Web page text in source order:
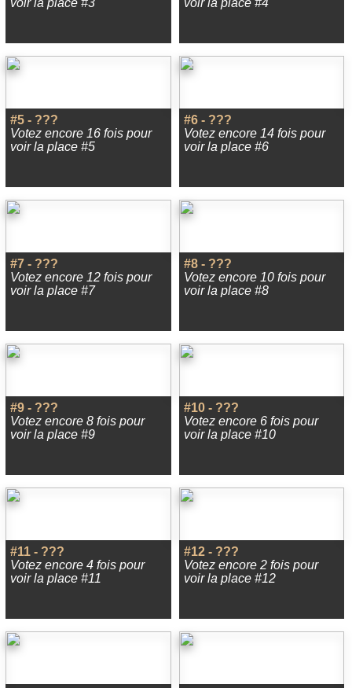
voir la place #3 voir la place #4
#5 - ???
Votez encore 16 fois pour
voir la place #5
#6 - ???
Votez encore 14 fois pour
voir la place #6
#7 - ???
Votez encore 12 fois pour
voir la place #7
#8 - ???
Votez encore 10 fois pour
voir la place #8
#9 - ???
Votez encore 8 fois pour
voir la place #9
#10 - ???
Votez encore 6 fois pour
voir la place #10
#11 - ???
Votez encore 4 fois pour
voir la place #11
#12 - ???
Votez encore 2 fois pour
voir la place #12